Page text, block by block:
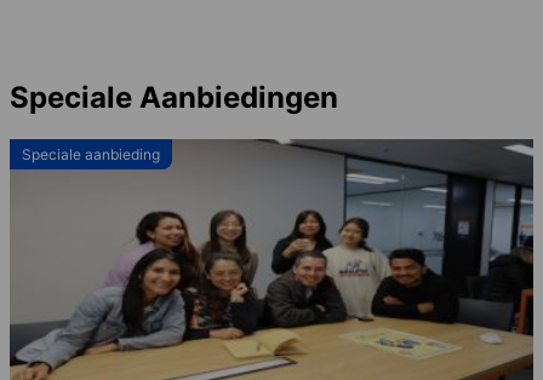
Speciale Aanbiedingen
Speciale aanbieding